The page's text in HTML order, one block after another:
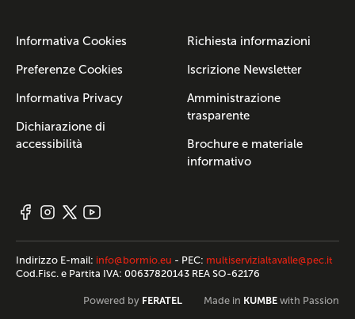
Informativa Cookies
Preferenze Cookies
Informativa Privacy
Dichiarazione di
accessibilità
Richiesta informazioni
Iscrizione Newsletter
Amministrazione
trasparente
Brochure e materiale
informativo
Indirizzo E-mail: info@bormio.eu - PEC: multiservizialtavalle@pec.it
Cod.Fisc. e Partita IVA: 00637820143 REA SO-62176
Powered by FERATEL Made in KUMBE with Passion